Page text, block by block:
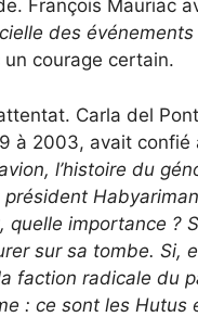
François Mauriac
des événements
courage certain.
Carla del
à 2003, avait confié
l’histoire du
président
quelle importance ?
sur sa tombe. Si,
faction radicale du
: ce sont les Hutus